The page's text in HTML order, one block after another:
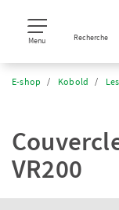
Menu Recherche
E-shop Kobold
VR200